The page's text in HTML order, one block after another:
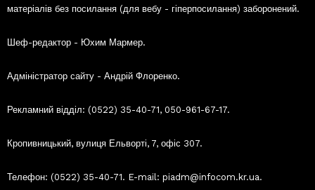
матеріалів без посилання (для вебу - гіперпосилання) заборонений.
Шеф-редактор - Юхим Мармер.
Адміністратор сайту - Андрій Флоренко.
Рекламний відділ: (0522) 35-40-71, 050-961-67-17.
Кропивницький, вулиця Ельворті, 7, офіс 307.
Телефон: (0522) 35-40-71. E-mail: piadm@infocom.kr.ua.